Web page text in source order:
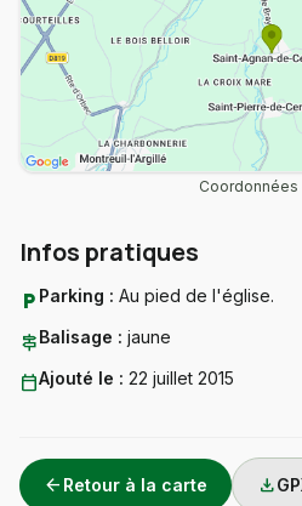
Coordonnées
Infos pratiques
local_parking Parking : Au pied de l'église.
signpostBalisage : jaune
calendar_todayAjouté le : 22 juillet 2015
arrow_back Retour à la carte download